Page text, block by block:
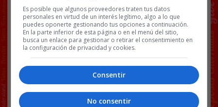
Es posible que algunos proveedores traten tus datos
personales en virtud de un interés legítimo, algo a lo que
puedes oponerte gestionando tus opciones a continuación.
En la parte inferior de esta página o en el menú del sitio,
busca un enlace para gestionar o retirar el consentimiento en
la configuración de privacidad y cookies.
Consentir
No consentir